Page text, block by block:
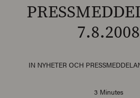
7.8.2008
IN NYHETER OCH
3 Minutes